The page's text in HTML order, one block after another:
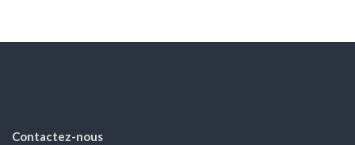
Contactez-nous